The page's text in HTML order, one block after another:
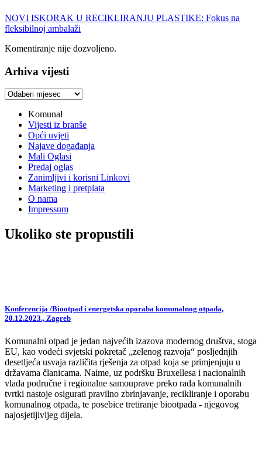
NOVI ISKORAK U RECIKLIRANJU PLASTIKE: Fokus na
fleksibilnoj ambalaži
Komentiranje nije dozvoljeno.
Arhiva vijesti
Arhiva
Komunal
Vijesti iz branše
Opći uvjeti
Najave događanja
Mali Oglasi
Predaj oglas
Zanimljivi i korisni Linkovi
Marketing i pretplata
O nama
Impressum
Ukoliko ste propustili
Konferencija /Biootpad i energetska oporaba komunalnog otpada,
20.12.2023., Zagreb
Komunalni otpad je jedan najvećih izazova modernog društva, stoga
EU, kao vodeći svjetski pokretač „zelenog razvoja“ posljednjih
desetljeća usvaja različita rješenja za otpad koja se primjenjuju u
državama članicama. Naime, uz podršku Bruxellesa i nacionalnih
vlada područne i regionalne samouprave preko rada komunalnih
tvrtki nastoje osigurati pravilno zbrinjavanje, recikliranje i oporabu
komunalnog otpada, te posebice tretiranje biootpada - njegovog
najosjetljivijeg dijela.